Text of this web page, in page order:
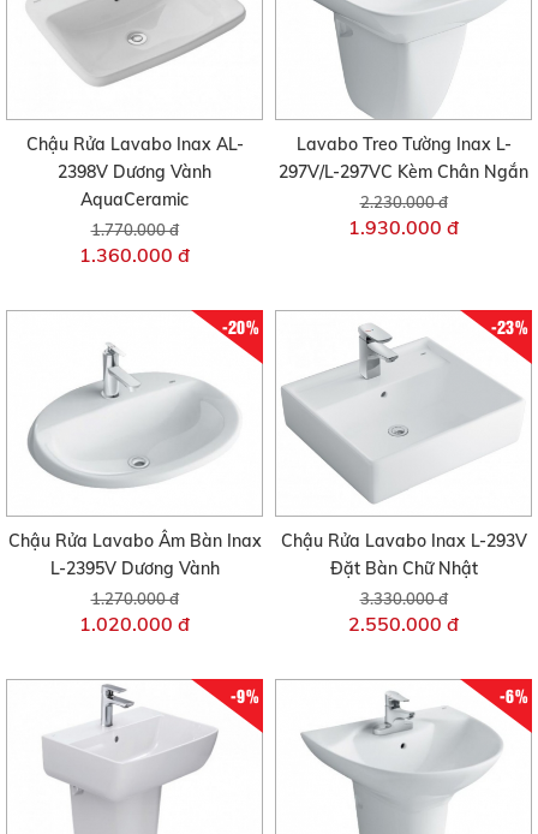
Chậu Rửa Lavabo Inax AL-
2398V Dương Vành
AquaCeramic
1.770.000 đ
1.360.000 đ
Lavabo Treo Tường Inax L-
297V/L-297VC Kèm Chân Ngắn
2.230.000 đ
1.930.000 đ
-20%
Chậu Rửa Lavabo Âm Bàn Inax
L-2395V Dương Vành
1.270.000 đ
1.020.000 đ
-23%
Chậu Rửa Lavabo Inax L-293V
Đặt Bàn Chữ Nhật
3.330.000 đ
2.550.000 đ
-9% -6%